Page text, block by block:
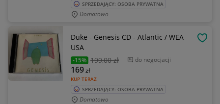
SPRZEDAJĄCY: OSOBA PRYWATNA
Domatowo
Duke - Genesis CD - Atlantic / WEA
USA
-15% 199,00 zł do negocjacji
KUP TERAZ
169zł
SPRZEDAJĄCY: OSOBA PRYWATNA
Domatowo